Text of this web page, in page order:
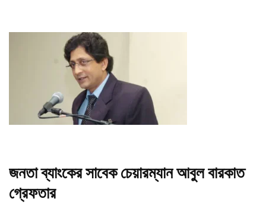
জনতা ব্যাংকের সাবেক চেয়ারম্যান আবুল বারকাত
গ্রেফতার